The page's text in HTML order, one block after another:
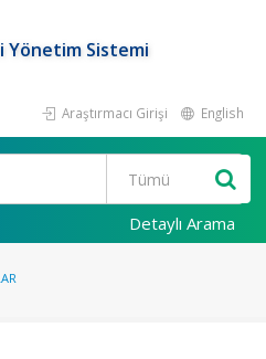
Yönetim Sistemi
Araştırmacı Girişi English
Detaylı Arama